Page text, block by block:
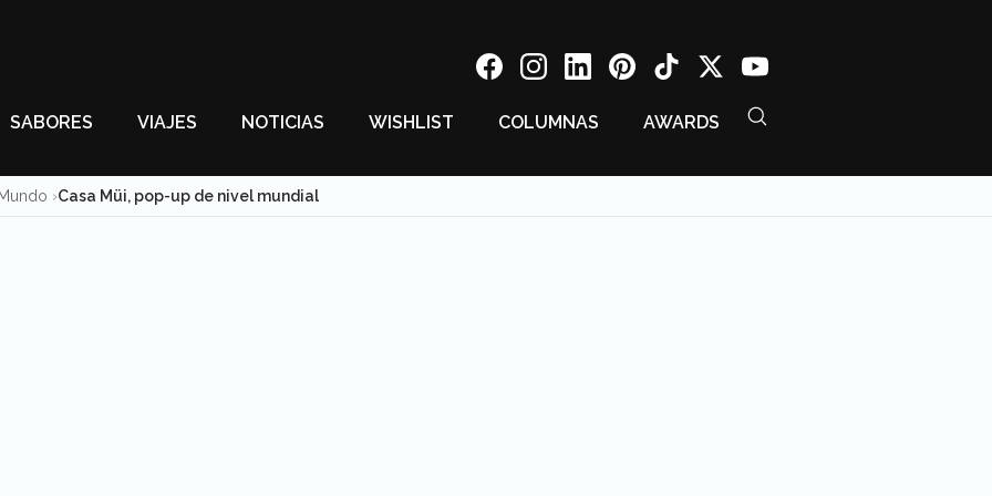
SABORES VIAJES NOTICIAS WISHLIST COLUMNAS AWARDS
Casa Müi, pop-up de nivel mundial